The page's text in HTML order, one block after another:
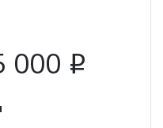
000 i